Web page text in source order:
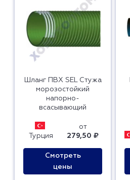
Шланг ПВХ SEL Стужа
морозостойкий
напорно-
всасывающий
Турция
от
279,50 ₽
Смотреть
цены